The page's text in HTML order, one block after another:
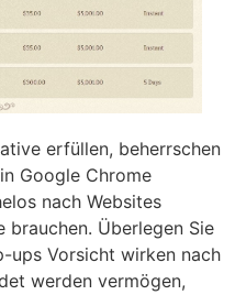
erfüllen, beherrschen
Google Chrome
nach Websites
brauchen. Überlegen Sie
ups Vorsicht wirken nach
werden vermögen,